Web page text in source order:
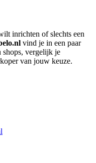
inrichten of slechts een
vind je in een paar
shops, vergelijk je
van jouw keuze.